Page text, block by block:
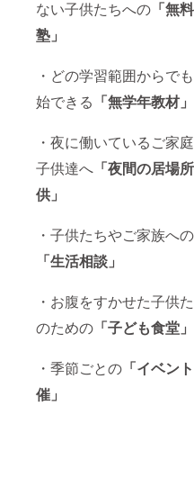
ない子供たちへの 「無料
塾」
・どの学習範囲からで
始できる 「無学年教材」
・夜に働いているご家
子供達へ 「夜間の居場
供」
・子供たちやご家族への
「生活相談」
・お腹をすかせた子供
のための 「子ども食堂」
・季節ごとの 「イベン
催」